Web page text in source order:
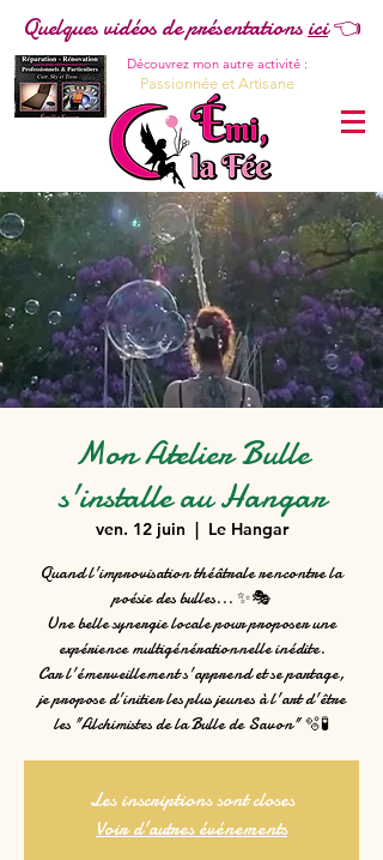
Quelques vidéos de présentationsici👈
Découvrez mon autre activité :
Passionnée et Artisane
Mon Atelier Bulle
s'installe au Hangar
ven. 12 juin
  |
Le Hangar
Quand l'improvisation théâtrale rencontre la
poésie des bulles... ✨🎭
Une belle synergie locale pour proposer une
expérience multigénérationnelle inédite.
Car l'émerveillement s'apprend et se partage,
je propose d'initier les plus jeunes à l'art d'être
les "Alchimistes de la Bulle de Savon" 🫧🧪
Les inscriptions sont closes
Voir d'autres événements